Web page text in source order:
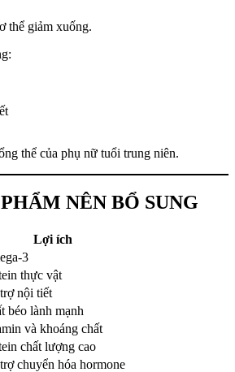
thể giảm xuống.
thể của phụ nữ tuổi trung niên.
NÊN BỔ SUNG
Lợi ích
3
thực vật
nội tiết
béo lành mạnh
và khoáng chất
chất lượng cao
chuyển hóa hormone